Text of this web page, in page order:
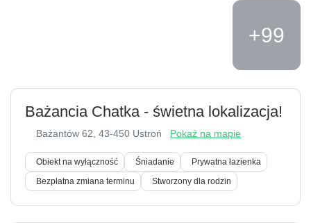
+99
Bażancia Chatka - świetna lokalizacja!
Bażantów 62 , 43-450 Ustroń Pokaż na mapie
Obiekt na wyłączność Śniadanie
Prywatna łazienka
Bezpłatna zmiana terminu
Stworzony dla rodzin